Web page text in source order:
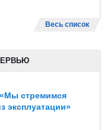
Весь список
стремимся
эксплуатации»